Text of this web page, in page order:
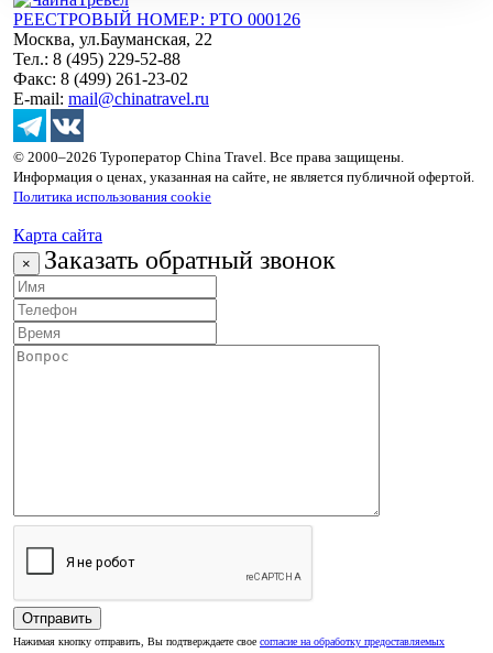
РЕЕСТРОВЫЙ НОМЕР: РТО 000126
Москва, ул.Бауманская, 22
Тел.: 8 (495) 229-52-88
Факс: 8 (499) 261-23-02
E-mail: mail@chinatravel.ru
© 2000–2026 Туроператор China Travel. Все права защищены.
Информация о ценах, указанная на сайте, не является публичной офертой.
Политика использования cookie
Карта сайта
× Заказать обратный звонок
Нажимая кнопку отправить, Вы подтверждаете свое согласие на обработку предоставляемых